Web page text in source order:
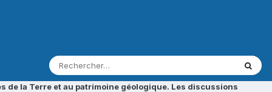
de la Terre et au patrimoine géologique. Les discussions